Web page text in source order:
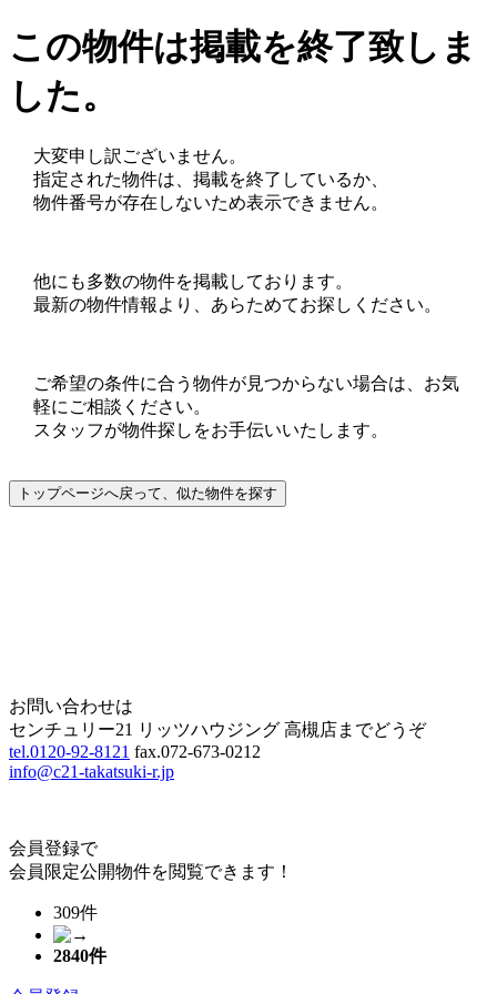
この物件は掲載を終了致しま
した。
大変申し訳ございません。
指定された物件は、掲載を終了しているか、
物件番号が存在しないため表示できません。
他にも多数の物件を掲載しております。
最新の物件情報より、あらためてお探しください。
ご希望の条件に合う物件が見つからない場合は、お気
軽にご相談ください。
スタッフが物件探しをお手伝いいたします。
お問い合わせは
センチュリー21 リッツハウジング 高槻店までどうぞ
tel.0120-92-8121 fax.072-673-0212
info@c21-takatsuki-r.jp
会員登録で
会員限定公開物件を閲覧できます！
309件
2840件